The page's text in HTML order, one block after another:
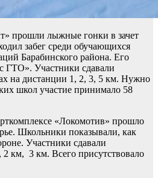
прошли лыжные гонки в зачет
забег среди обучающихся
Барабинского района. Его
ГТО». Участники сдавали
на дистанции 1, 2, 3, 5 км. Нужно
школ участие принимало 58
«Локомотив» прошло
Школьники показывали, как
Участники сдавали
км, 3 км. Всего присутствовало